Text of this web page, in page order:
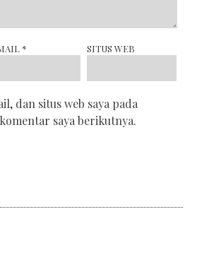
* SITUS WEB
dan situs web saya pada
saya berikutnya.